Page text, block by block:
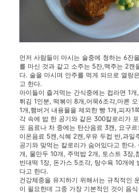
먼저 사람들이 마시는 술중에 청하는 6잔
를 마신 것과 같고 소주는 5잔,맥주는 2캔
다. 술을 마시며 안주를 먹게 되므로 열랑
고 한다.
아이들이 즐겨먹는 간식중에는 컵라면 1
튀김 1인분, 떡볶이 8개,어묵6조각,마른
1개,햄버거 내용물을 제외한 빵 1개,피자1
각 속에 밥 한 공기와 같은 300칼로리가
또 음료나 차 중에는 탄산음료 3캔, 요구
이온음료 5캔,식혜 2캔,우유 두컵 반,과일
공기와 맞먹는 칼로리가 숨어있다고 한다.
개, 물만두 10개, 주먹밥 2개, 토스트 3장,
빈대떡 1장, 돈가스 5조각, 탕수육 10개에
다고 한다.
건강체중을 유지하기 위해서는 규칙적인
이 필요한데 그중 가장 기본적인 것이 음